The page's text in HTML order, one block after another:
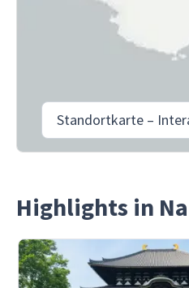
Standortkarte –
Highlights in